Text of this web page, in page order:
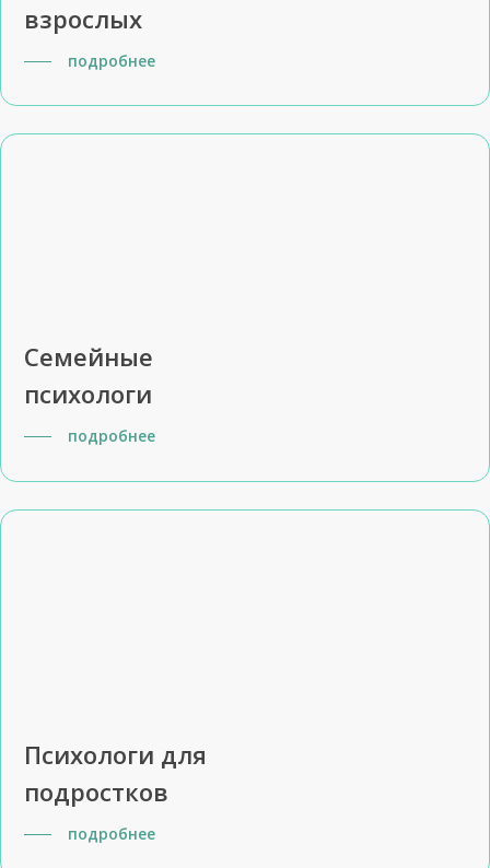
взрослых
подробнее
Семейные
психологи
подробнее
Психологи для
подростков
подробнее